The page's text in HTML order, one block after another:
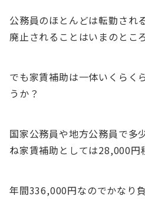
公務員のほとんどは転勤され
廃止されることはいまのとこ
でも家賃補助は一体いくらく
うか？
国家公務員や地方公務員で多
ね家賃補助としては28,000円
年間336,000円なのでかなり